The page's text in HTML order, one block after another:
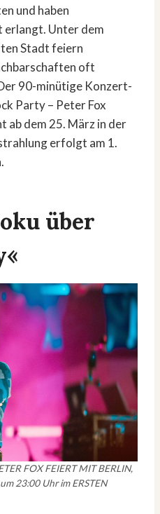
und haben
erlangt. Unter dem
Stadt feiern
oft
90-minütige Konzert-
Party – Peter Fox
ab dem 25. März in der
erfolgt am 1.
über
FOX FEIERT MIT BERLIN,
23:00 Uhr im ERSTEN